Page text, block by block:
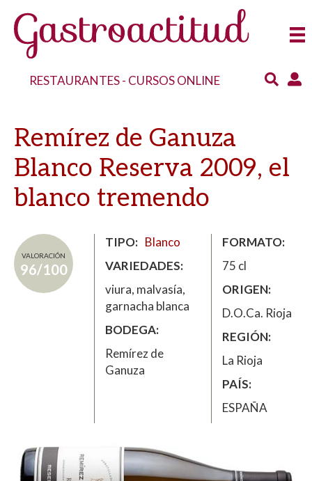
RESTAURANTES- CURSOS ONLINE
Remírez de Ganuza
Blanco Reserva 2009, el
blanco tremendo
VALORACIÓN
96/100
TIPO
Blanco
VARIEDADES
viura, malvasía,
garnacha blanca
BODEGA
Remírez de
Ganuza
FORMATO
75 cl
ORIGEN
D.O.Ca. Rioja
REGIÓN
La Rioja
PAÍS
ESPAÑA